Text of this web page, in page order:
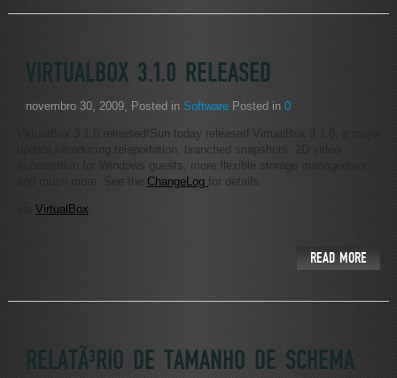
VIRTUALBOX 3.1.0 RELEASED
novembro 30, 2009, Posted in SoftwarePosted in 0
VirtualBox 3.1.0 released!Sun today released VirtualBox 3.1.0, a major
update introducing teleportation, branched snapshots, 2D video
acceleration for Windows guests, more flexible storage management
and much more. See the ChangeLog for details.
VirtualBox
READ MORE
RELATÃ³RIO DE TAMANHO DE SCHEMA